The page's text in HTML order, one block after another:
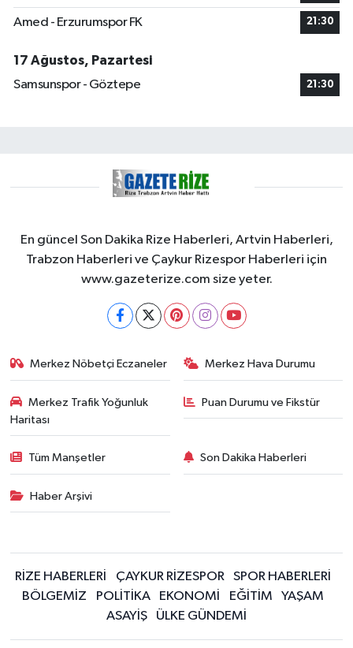
Amed - Erzurumspor FK 21:30
17 Ağustos, Pazartesi
Samsunspor - Göztepe
21:30
En güncel Son Dakika Rize Haberleri, Artvin Haberleri,
Trabzon Haberleri ve Çaykur Rizespor Haberleri için
www.gazeterize.com size yeter.
Merkez Nöbetçi Eczaneler Merkez Hava Durumu
Merkez Trafik Yoğunluk
Haritası
Puan Durumu ve Fikstür
Tüm Manşetler Son Dakika Haberleri
Haber Arşivi
RİZE HABERLERİ ÇAYKUR RİZESPOR
SPOR HABERLERİ
BÖLGEMİZ
POLİTİKA EKONOMİ EĞİTİM
YAŞAM
ASAYİŞ
ÜLKE GÜNDEMİ